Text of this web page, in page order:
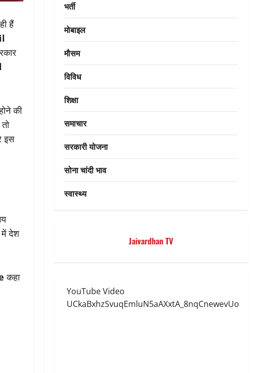
हैं
की
इस
देश
कहा
भर्ती
मोबाइल
मौसम
विविध
शिक्षा
समाचार
सरकारी योजना
सोना चांदी भाव
स्वास्थ्य
Jaivardhan TV
YouTube Video
UCkaBxhzSvuqEmluN5aAXxtA_8nqCnewevUo